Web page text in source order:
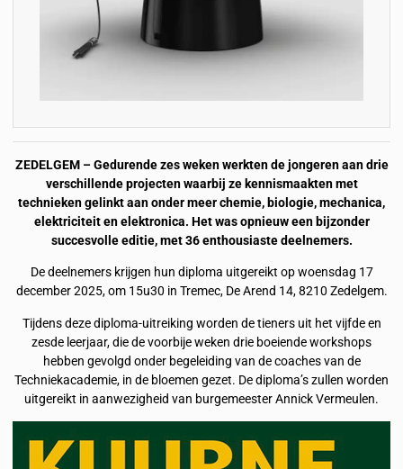
ZEDELGEM – Gedurende zes weken werkten de jongeren aan drie
verschillende projecten waarbij ze kennismaakten met
technieken gelinkt aan onder meer chemie, biologie, mechanica,
elektriciteit en elektronica. Het was opnieuw een bijzonder
succesvolle editie, met 36 enthousiaste deelnemers.
De deelnemers krijgen hun diploma uitgereikt op woensdag 17
december 2025, om 15u30 in Tremec, De Arend 14, 8210 Zedelgem.
Tijdens deze diploma-uitreiking worden de tieners uit het vijfde en
zesde leerjaar, die de voorbije weken drie boeiende workshops
hebben gevolgd onder begeleiding van de coaches van de
Techniekacademie, in de bloemen gezet. De diploma’s zullen worden
uitgereikt in aanwezigheid van burgemeester Annick Vermeulen.